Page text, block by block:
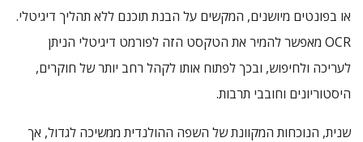
או בפונטים מיושנים, המקשים על הבנת תוכנם ללא תהליך דיגיטלי.
OCR מאפשר להמיר את הטקסט הזה לפורמט דיגיטלי הניתן
לעריכה ולחיפוש, ובכך לפתוח אותו לקהל רחב יותר של חוקרים,
היסטוריונים וחובבי תרבות.
שנית, הנוכחות המקוונת של השפה ההולנדית ממשיכה לגדול, אך